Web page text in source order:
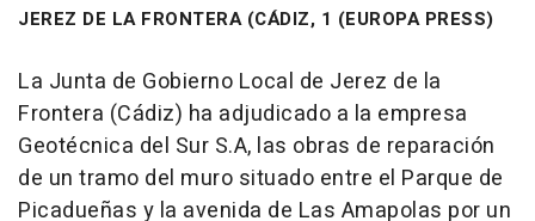
JEREZ DE LA FRONTERA (CÁDIZ, 1 (EUROPA PRESS)
La Junta de Gobierno Local de Jerez de la
Frontera (Cádiz) ha adjudicado a la empresa
Geotécnica del Sur S.A, las obras de reparación
de un tramo del muro situado entre el Parque de
Picadueñas y la avenida de Las Amapolas por un